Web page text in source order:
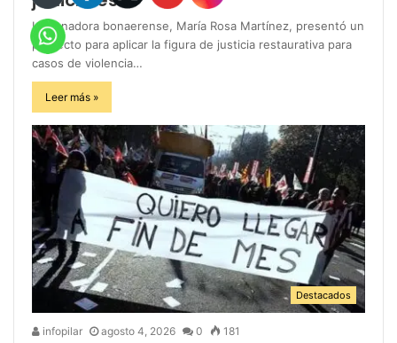
La senadora bonaerense, María Rosa Martínez, presentó un
proyecto para aplicar la figura de justicia restaurativa para
casos de violencia…
Leer más »
Destacados
infopilar agosto 4, 2026 0 181